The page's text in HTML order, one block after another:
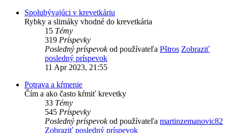
Spolubývajúci v krevetkáriu
Rybky a slimáky vhodné do krevetkária
15 Témy
319 Príspevky
Posledný príspevokod používateľa Pštros Zobraziť
posledný príspevok
11 Apr 2023, 21:55
Potrava a kŕmenie
Čím a ako často kŕmiť krevetky
33 Témy
545 Príspevky
Posledný príspevokod používateľa martinzemanovic82
Zobraziť posledný príspevok